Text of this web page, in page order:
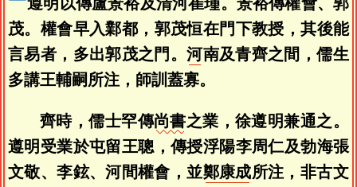
茂。權會早入鄴都，郭茂恒在門下教授，其後能
言易者，多出郭茂之門。河南及青齊之間，儒生
多講王輔嗣所注，師訓蓋寡。
齊時，儒士罕傳尚書之業，徐遵明兼通之。
遵明受業於屯留王聰，傳授浮陽李周仁及勃海張
文敬、李鉉、河間權會，並鄭康成所注，非古文